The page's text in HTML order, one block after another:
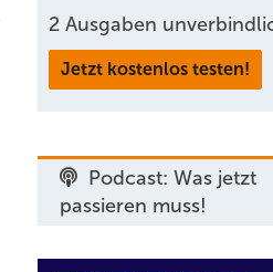
2 Ausgaben
Jetzt kostenlos testen!
Podcast: Was jetzt
passieren muss!